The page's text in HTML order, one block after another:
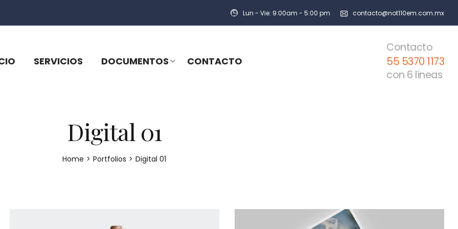
Lun - Vie: 9:00am - 5:00 pm contacto@not110em.com.mx
SERVICIOS DOCUMENTOS CONTACTO
Contacto
55 5370 1173
con 6 líneas
Digital 01
Home > Portfolios > Digital 01